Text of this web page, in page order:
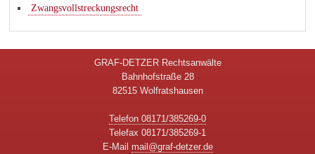
Zwangsvollstreckungsrecht
GRAF-DETZER Rechtsanwälte
Bahnhofstraße 28
82515 Wolfratshausen
Telefon 08171/385269-0
Telefax 08171/385269-1
E-Mail mail@graf-detzer.de